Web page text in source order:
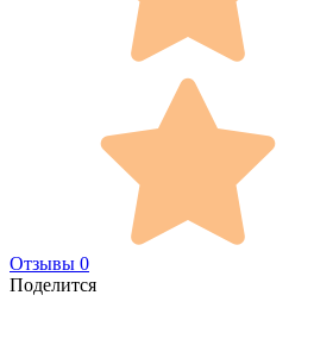
Отзывы 0
Поделится